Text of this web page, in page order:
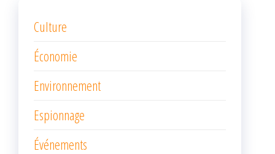
Culture
Économie
Environnement
Espionnage
Événements